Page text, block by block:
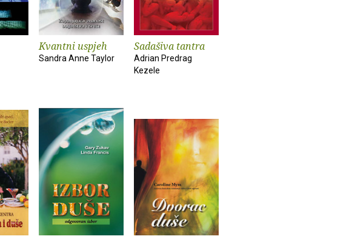
Kvantni uspjeh
Sandra Anne Taylor
Sadašiva tantra
Adrian Predrag
Kezele